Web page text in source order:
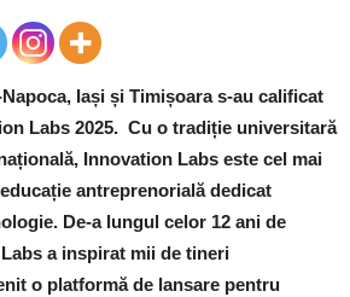
Iași și Timișoara s-au calificat
Labs 2025. Cu o tradiție universitară
Innovation Labs este cel mai
antreprenorială dedicat
De-a lungul celor 12 ani de
a inspirat mii de tineri
o platformă de lansare pentru